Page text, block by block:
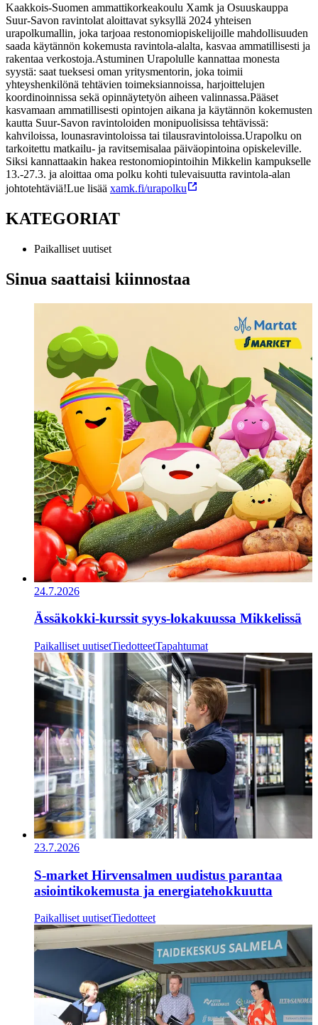
Kaakkois-Suomen ammattikorkeakoulu Xamk ja Osuuskauppa
Suur-Savon ravintolat aloittavat syksyllä 2024 yhteisen
urapolkumallin, joka tarjoaa restonomiopiskelijoille mahdollisuuden
saada käytännön kokemusta ravintola-alalta, kasvaa ammatillisesti ja
rakentaa verkostoja.Astuminen Urapolulle kannattaa monesta
syystä: saat tueksesi oman yritysmentorin, joka toimii
yhteyshenkilönä tehtävien toimeksiannoissa, harjoittelujen
koordinoinnissa sekä opinnäytetyön aiheen valinnassa.Pääset
kasvamaan ammatillisesti opintojen aikana ja käytännön kokemusten
kautta Suur-Savon ravintoloiden monipuolisissa tehtävissä:
kahviloissa, lounasravintoloissa tai tilausravintoloissa.Urapolku on
tarkoitettu matkailu- ja ravitsemisalaa päiväopintoina opiskeleville.
Siksi kannattaakin hakea restonomiopintoihin Mikkelin kampukselle
13.-27.3. ja aloittaa oma polku kohti tulevaisuutta ravintola-alan
johtotehtäviä!Lue lisää xamk.fi/urapolku
KATEGORIAT
Paikalliset uutiset
Sinua saattaisi kiinnostaa
24.7.2026
Ässäkokki-kurssit syys-lokakuussa Mikkelissä
Paikalliset uutisetTiedotteetTapahtumat
23.7.2026
S-market Hirvensalmen uudistus parantaa
asiointikokemusta ja energiatehokkuutta
Paikalliset uutisetTiedotteet